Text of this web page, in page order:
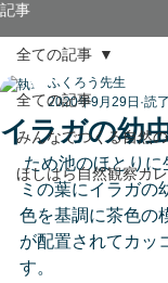
記事
全ての記事
みんなでつくる自然
ほしはら自然観察カ
全ての記事
イラガの幼
ふくろう先生
2020年9月29日 読
ミの葉にイラガの
色を基調に茶色の
が配置されてカッ
す。